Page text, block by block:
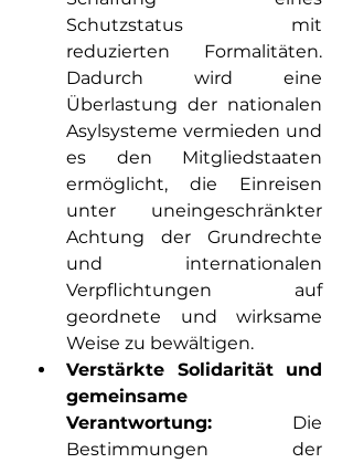
Schutzstatus mit
reduzierten Formalitäten.
Dadurch wird eine
Überlastung der nationalen
Asylsysteme vermieden und
es den Mitgliedstaaten
ermöglicht, die Einreisen
unter uneingeschränkter
Achtung der Grundrechte
und internationalen
Verpflichtungen auf
geordnete und wirksame
Weise zu bewältigen.
Verstärkte Solidarität und
gemeinsame
Verantwortung: Die
Bestimmungen der